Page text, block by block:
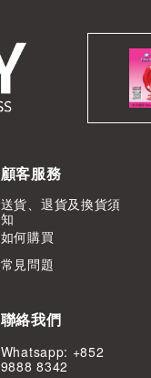
顧客服務
送貨、退貨及換貨須
知
如何購買
常見問題
聯絡我們
Whatsapp: +852
9888 8342